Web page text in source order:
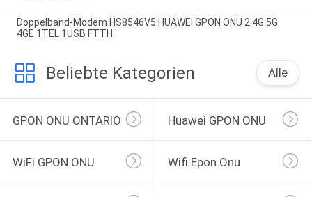
Doppelband-Modem HS8546V5 HUAWEI GPON ONU 2.4G 5G
4GE 1TEL 1USB FTTH
Beliebte Kategorien Alle
GPON ONU ONTARIO Huawei GPON ONU
WiFi GPON ONU Wifi Epon Onu